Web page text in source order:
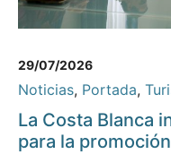
29/07/2026
Noticias, Portada,
La Costa Blanca
para la